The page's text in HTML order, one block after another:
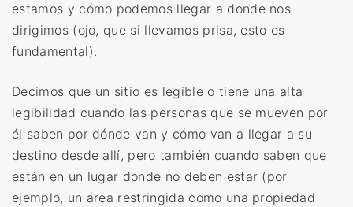
estamos y cómo podemos llegar a donde nos
dirigimos (ojo, que si llevamos prisa, esto es
fundamental).
Decimos que un sitio es legible o tiene una alta
legibilidad cuando las personas que se mueven por
él saben por dónde van y cómo van a llegar a su
destino desde allí, pero también cuando saben que
están en un lugar donde no deben estar (por
ejemplo, un área restringida como una propiedad